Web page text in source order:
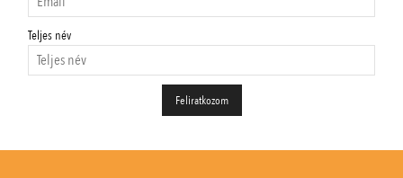
Teljes név